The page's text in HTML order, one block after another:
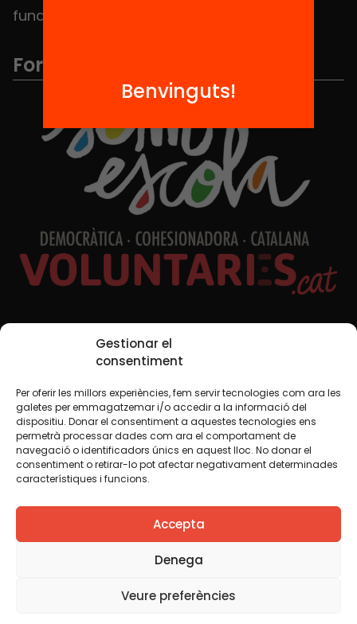
Gestionar el
consentiment
Per oferir les millors experiències, fem servir tecnologies com ara les
galetes per emmagatzemar i/o accedir a la informació del
dispositiu. Donar el consentiment a aquestes tecnologies ens
permetrà processar dades com ara el comportament de
navegació o identificadors únics en aquest lloc. No donar el
consentiment o retirar-lo pot afectar negativament determinades
característiques i funcions.
Accepta
Denega
Veure preferències
fundacio@equitat.org
Formem part de...
Xarxes Socials
TWT YTB IG FB IN
Avís legalPolítica de cookies
Creiem que el coneixement s’ha de compartir. Per això
fem servir una llicència Creative Commons, llevat que en
algun material indiquem el contrari. Us animem a copiar,
redistribuir, remesclar o transformar i crear els continguts
comercial. Només us demanem que reconegueu
Benvinguts!